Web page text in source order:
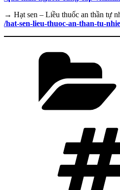
→ Hạt sen – Liều thuốc an thần tự
/hat-sen-lieu-thuoc-an-than-tu-